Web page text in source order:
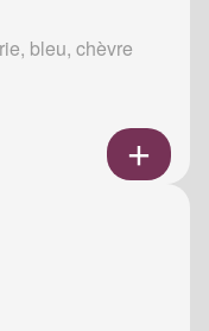
bleu, chèvre